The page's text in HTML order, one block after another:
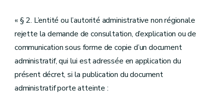
« § 2. L’entité ou l’autorité administrative non régionale
rejette la demande de consultation, d’explication ou de
communication sous forme de copie d’un document
administratif, qui lui est adressée en application du
présent décret, si la publication du document
administratif porte atteinte :